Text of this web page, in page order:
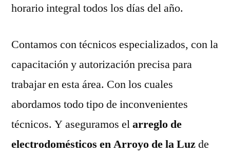
horario integral todos los días del año.
Contamos con técnicos especializados, con la
capacitación y autorización precisa para
trabajar en esta área. Con los cuales
abordamos todo tipo de inconvenientes
técnicos. Y aseguramos elarreglo de
electrodomésticos en Arroyo de la Luzde